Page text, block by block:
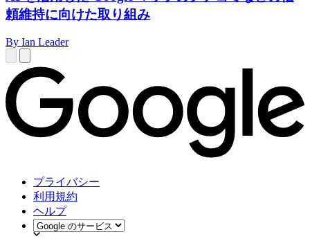
頼維持に向けた取り組み
By Ian Leader
プライバシー
利用規約
ヘルプ